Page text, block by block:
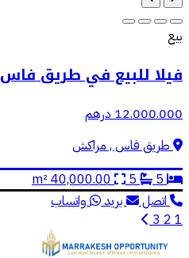
بيع
فيلا للبيع في طريق فاس
12.000.000 درهم
طريق فاس , مراكش
اتصل
بريد
واتساب
1
2
3